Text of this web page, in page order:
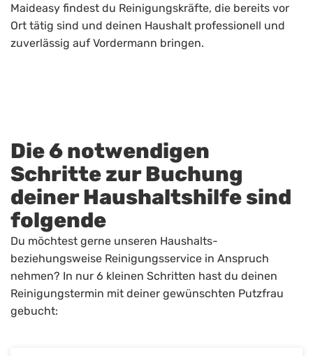
Maideasy findest du Reinigungskräfte, die bereits vor
Ort tätig sind und deinen Haushalt professionell und
zuverlässig auf Vordermann bringen.
Die 6 notwendigen
Schritte zur Buchung
deiner Haushaltshilfe sind
folgende
Du möchtest gerne unseren Haushalts-
beziehungsweise Reinigungsservice in Anspruch
nehmen? In nur 6 kleinen Schritten hast du deinen
Reinigungstermin mit deiner gewünschten Putzfrau
gebucht: